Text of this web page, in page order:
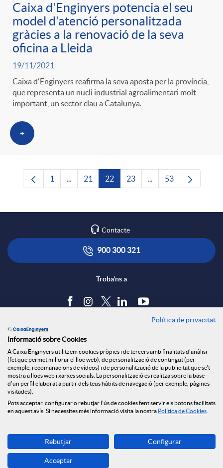
Caixa d'Enginyers potencia el seu
model d'atenció personalitzada
gràcies a la renovació de la seva
oficina a Lleida
19/11/2021
Caixa d'Enginyers reafirma la seva aposta per la província,
que representa un nucli industrial agroalimentari molt
important, un sector clau a Catalunya.
+
Pàgina
1 ...Pàgines intermèdies Utilitzeu TAB per
Pàgina
21 Pàgina
22 Pàgina
23 ...Pàgines intermèdies
Pàgina
53
Contacte
900 300 321
Troba'ns a
Política de cookies
Avís legal
Seguretat Online
Canal denúncies
Descarrega-la ara
Banca MOBILE
Política de privacitat
Informació sobre Cookies
A Caixa Enginyers utilitzem cookies pròpies i de tercers amb finalitats d'anàlisi
(fet que permet millorar el lloc web), de personalització de contingut (per
exemple, recomanacions de vídeos) i de personalització de la publicitat que se't
mostra a llocs web i xarxes socials. La personalització es realitza sobre la base
d'un perfil elaborat a partir dels teus hàbits de navegació (per exemple, pàgines
visitades).
Pots acceptar, configurar o rebutjar l'ús de cookies fent servir els botons facilitats
en aquest avís. Si necessites més informació visita la nostra Política de Cookies
Rebutjar Configurar
Acceptar